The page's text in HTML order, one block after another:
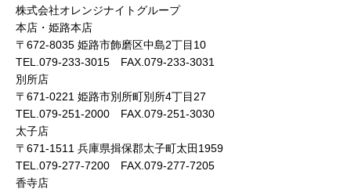
株式会社オレンジナイトグループ
本店・姫路本店
〒672-8035 姫路市飾磨区中島2丁目10
TEL.079-233-3015 FAX.079-233-3031
別所店
〒671-0221 姫路市別所町別所4丁目27
TEL.079-251-2000 FAX.079-251-3030
太子店
〒671-1511 兵庫県揖保郡太子町太田1959
TEL.079-277-7200 FAX.079-277-7205
香寺店